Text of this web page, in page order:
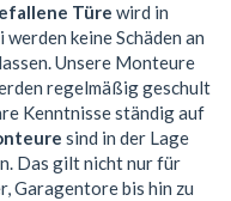
Türe wird in
keine Schäden an
Unsere Monteure
regelmäßig geschult
Kenntnisse ständig auf
sind in der Lage
Das gilt nicht nur für
Garagentore bis hin zu